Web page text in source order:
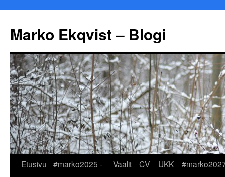
Marko Ekqvist – Blogi
Siirry
Etusivu
#marko2025 -
Vaalit CV UKK